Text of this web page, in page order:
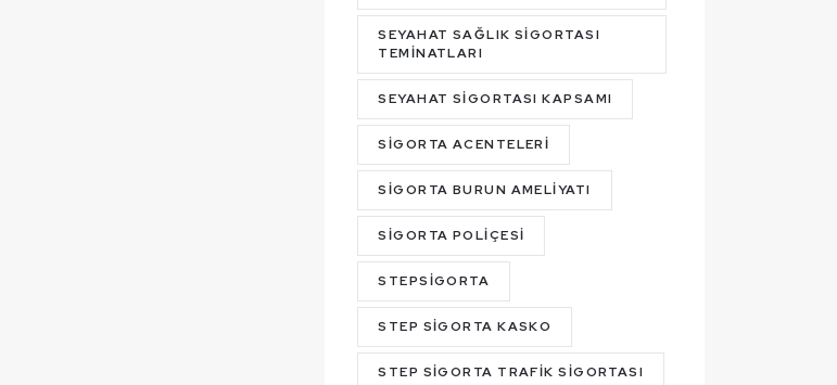
SEYAHAT SAĞLIK SIGORTASI
TEMINATLARI
SEYAHAT SIGORTASI KAPSAMI
SIGORTA ACENTELERI
SIGORTA BURUN AMELIYATI
SIGORTA POLIÇESI
STEPSIGORTA
STEP SIGORTA KASKO
STEP SIGORTA TRAFIK SIGORTASI